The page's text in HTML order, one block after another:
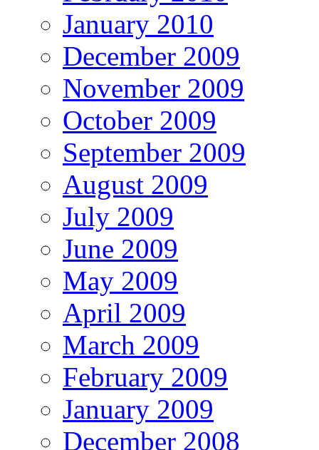
January 2010
December 2009
November 2009
October 2009
September 2009
August 2009
July 2009
June 2009
May 2009
April 2009
March 2009
February 2009
January 2009
December 2008